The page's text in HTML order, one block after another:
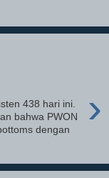
›
438 hari ini.
bahwa PWON
dengan